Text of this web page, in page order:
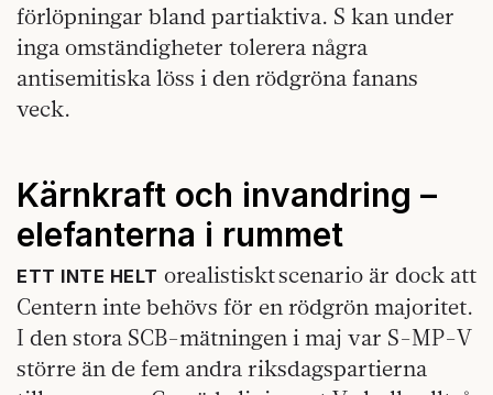
förlöpningar bland partiaktiva. S kan under
inga omständigheter tolerera några
antisemitiska löss i den rödgröna fanans
veck.
Kärnkraft och invandring –
elefanterna i rummet
ETT INTE HELT orealistiskt scenario är dock att
Centern inte behövs för en rödgrön majoritet.
I den stora SCB-mätningen i maj var S-MP-V
större än de fem andra riksdagspartierna